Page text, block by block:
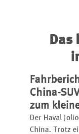
Das
China-
zum
Der Haval
China. Trotz